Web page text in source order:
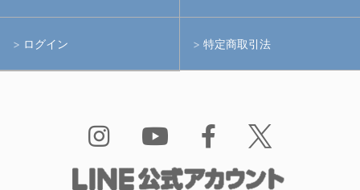
アクションカメラ(GoPro等)
水中用品
ログイン 特定商取引法